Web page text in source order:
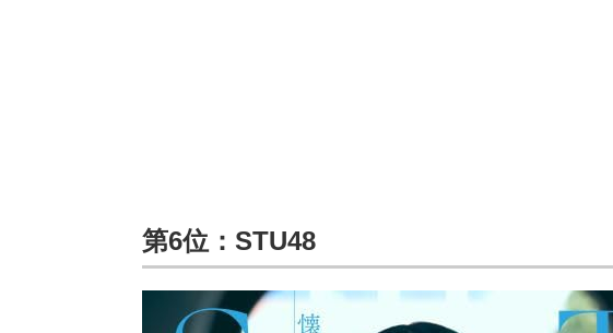
第6位：STU48